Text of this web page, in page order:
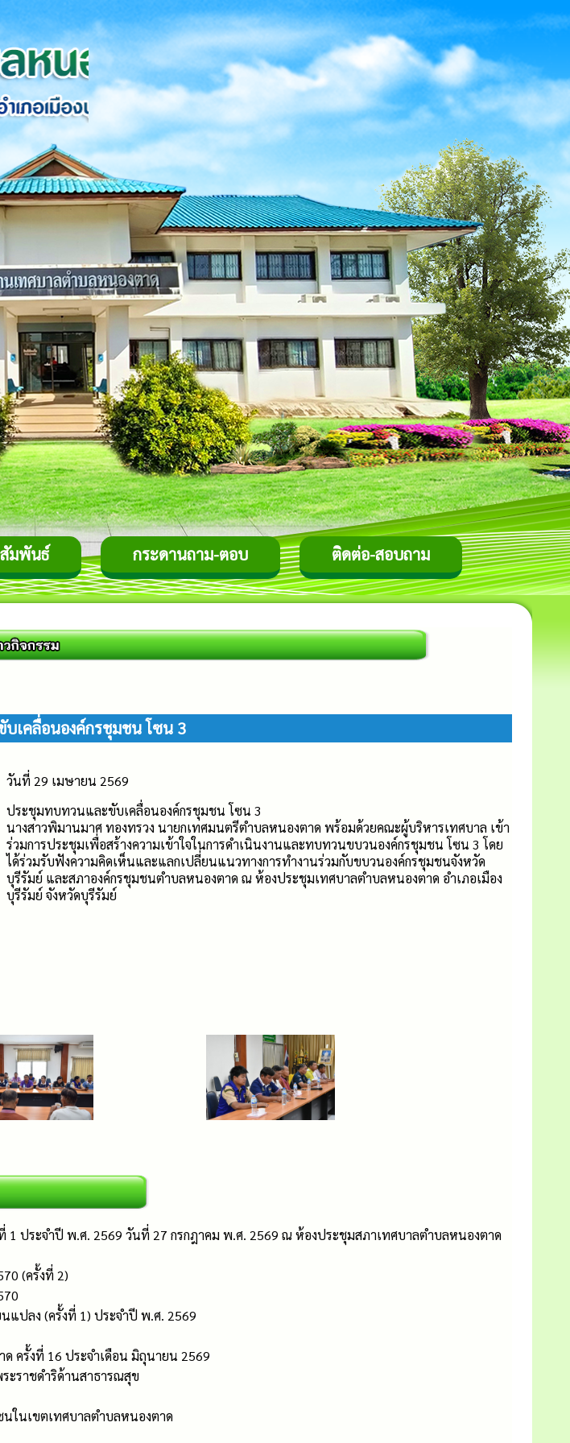
มพันธ์ กระดานถาม-ตอบ ติดต่อ-สอบถาม
เคลื่อนองค์กรชุมชน โซน 3
วันที่ 29 เมษายน 2569
ประชุมทบทวนและขับเคลื่อนองค์กรชุมชน โซน 3
นางสาวพิมานมาศ ทองทรวง นายกเทศมนตรีตำบลหนองตาด พร้อมด้วยคณะผู้บริหารเทศบาล เข้า
ร่วมการประชุมเพื่อสร้างความเข้าใจในการดำเนินงานและทบทวนขบวนองค์กรชุมชน โซน 3 โดย
ได้ร่วมรับฟังความคิดเห็นและแลกเปลี่ยนแนวทางการทำงานร่วมกับขบวนองค์กรชุมชนจังหวัด
บุรีรัมย์ และสภาองค์กรชุมชนตำบลหนองตาด ณ ห้องประชุมเทศบาลตำบลหนองตาด อำเภอเมือง
บุรีรัมย์ จังหวัดบุรีรัมย์
ประจำปี พ.ศ. 2569 วันที่ 27 กรกฎาคม พ.ศ. 2569 ณ ห้องประชุมสภาเทศบาลตำบลหนองตาด
(ครั้งที่ 2)
ปลง (ครั้งที่ 1) ประจำปี พ.ศ. 2569
ด ครั้งที่ 16 ประจำเดือน มิถุนายน 2569
ะราชดำริด้านสาธารณสุข
ในเขตเทศบาลตำบลหนองตาด